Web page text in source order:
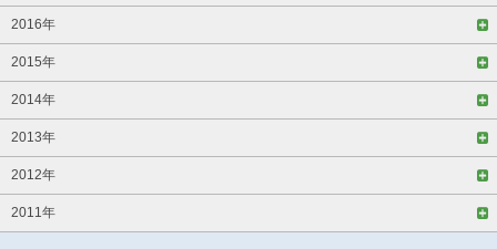
2016年
2015年
2014年
2013年
2012年
2011年